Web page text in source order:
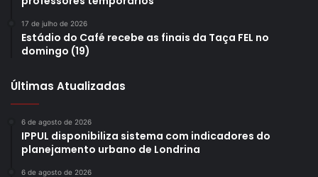
17 de julho de 2026
Estádio do Café recebe as finais da Taça FEL no
domingo (19)
Últimas Atualizadas
6 de agosto de 2026
IPPUL disponibiliza sistema com indicadores do
planejamento urbano de Londrina
6 de agosto de 2026